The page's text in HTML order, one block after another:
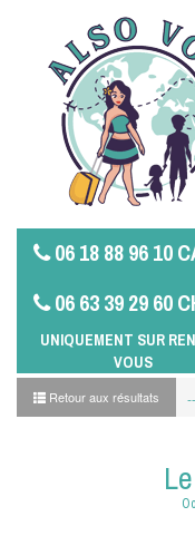
06 18 88 96 10
06 63 39 29 60
UNIQUEMENT SUR
VOUS
Retour aux résultats